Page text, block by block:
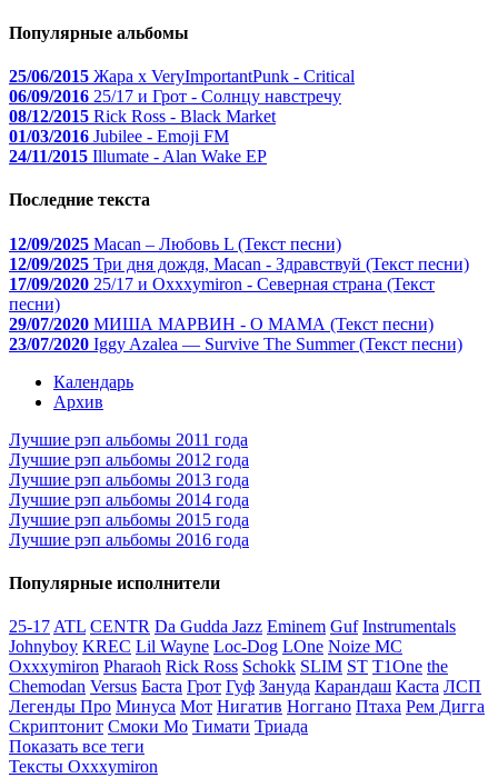
Популярные альбомы
25/06/2015 Жара x VeryImportantPunk - Critical
06/09/2016 25/17 и Грот - Солнцу навстречу
08/12/2015 Rick Ross - Black Market
01/03/2016 Jubilee - Emoji FM
24/11/2015 Illumate - Alan Wake EP
Последние текста
12/09/2025 Macan – Любовь L (Текст песни)
12/09/2025 Три дня дождя, Macan - Здравствуй (Текст песни)
17/09/2020 25/17 и Oxxxymiron - Северная страна (Текст
песни)
29/07/2020 МИША МАРВИН - О МАМА (Текст песни)
23/07/2020 Iggy Azalea — Survive The Summer (Текст песни)
Календарь
Архив
Лучшие рэп альбомы 2011 года
Лучшие рэп альбомы 2012 года
Лучшие рэп альбомы 2013 года
Лучшие рэп альбомы 2014 года
Лучшие рэп альбомы 2015 года
Лучшие рэп альбомы 2016 года
Популярные исполнители
25-17 ATL CENTR Da Gudda Jazz Eminem Guf Instrumentals
Johnyboy KREC Lil Wayne Loc-Dog LOne Noize MC
Oxxxymiron Pharaoh Rick Ross Schokk SLIM ST T1One the
Chemodan Versus Баста Грот Гуф Зануда Карандаш Каста ЛСП
Легенды Про Минуса Мот Нигатив Ноггано Птаха Рем Дигга
Скриптонит Смоки Мо Тимати Триада
Показать все теги
Тексты Oxxxymiron